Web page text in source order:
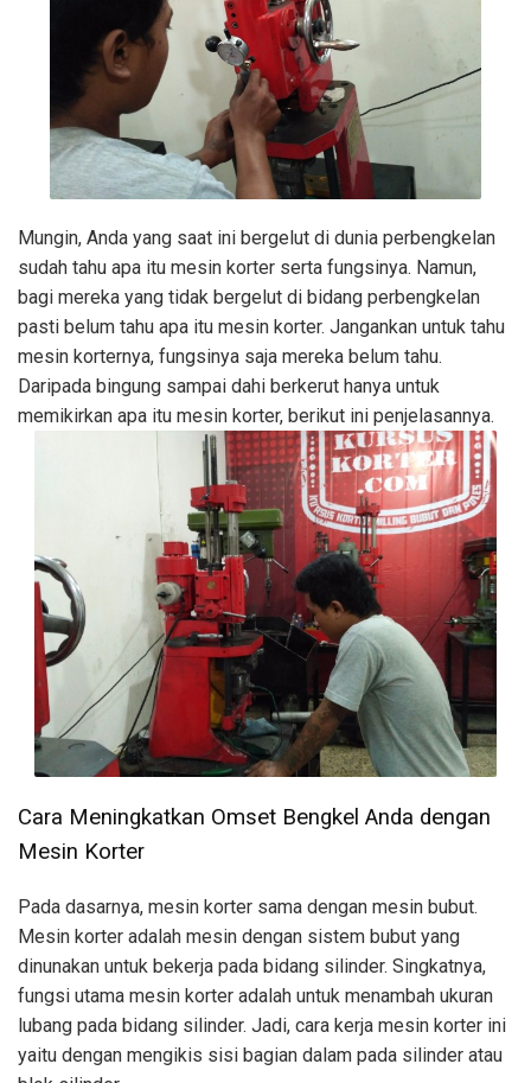
Mungin, Anda yang saat ini bergelut di dunia perbengkelan
sudah tahu apa itu mesin korter serta fungsinya. Namun,
bagi mereka yang tidak bergelut di bidang perbengkelan
pasti belum tahu apa itu mesin korter. Jangankan untuk tahu
mesin korternya, fungsinya saja mereka belum tahu.
Daripada bingung sampai dahi berkerut hanya untuk
memikirkan apa itu mesin korter, berikut ini penjelasannya.
Cara Meningkatkan Omset Bengkel Anda dengan
Mesin Korter
Pada dasarnya, mesin korter sama dengan mesin bubut.
Mesin korter adalah mesin dengan sistem bubut yang
dinunakan untuk bekerja pada bidang silinder. Singkatnya,
fungsi utama mesin korter adalah untuk menambah ukuran
lubang pada bidang silinder. Jadi, cara kerja mesin korter ini
yaitu dengan mengikis sisi bagian dalam pada silinder atau